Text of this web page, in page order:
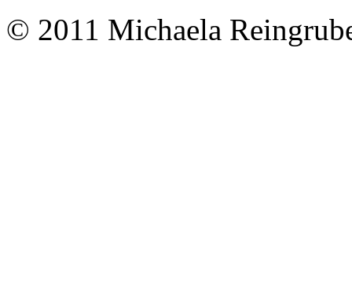
© 2011 Michaela